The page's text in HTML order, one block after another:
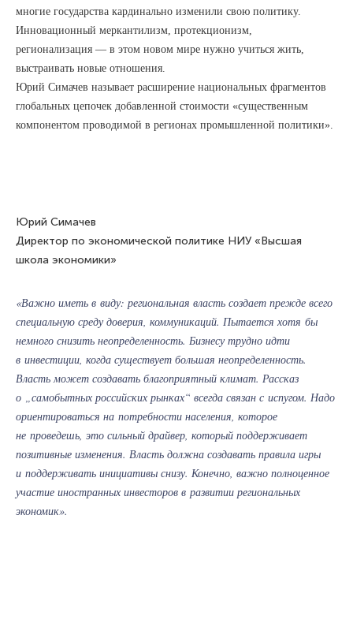
многие государства кардинально изменили свою политику.
Инновационный меркантилизм, протекционизм,
регионализация — в этом новом мире нужно учиться жить,
выстраивать новые отношения.
Юрий Симачев называет расширение национальных фрагментов
глобальных цепочек добавленной стоимости «существенным
компонентом проводимой в регионах промышленной политики».
Юрий Симачев
Директор по экономической политике НИУ «Высшая
школа экономики»
«Важно иметь в виду: региональная власть создает прежде всего
специальную среду доверия, коммуникаций. Пытается хотя бы
немного снизить неопределенность. Бизнесу трудно идти
в инвестиции, когда существует большая неопределенность.
Власть может создавать благоприятный климат. Рассказ
о „самобытных российских рынках“ всегда связан с испугом. Надо
ориентироваться на потребности населения, которое
не проведешь, это сильный драйвер, который поддерживает
позитивные изменения. Власть должна создавать правила игры
и поддерживать инициативы снизу. Конечно, важно полноценное
участие иностранных инвесторов в развитии региональных
экономик».